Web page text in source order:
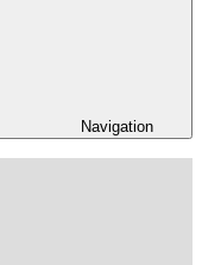
Navigation